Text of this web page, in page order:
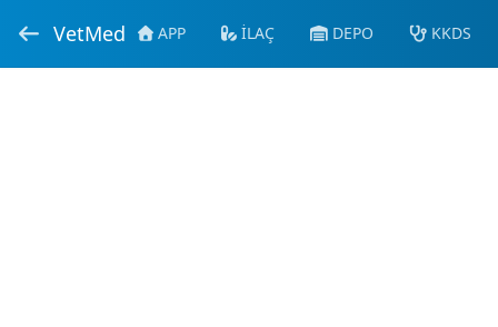
VetMed APP İLAÇ DEPO KKDS